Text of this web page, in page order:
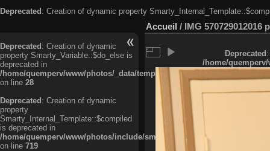
Deprecated: Creation of dynamic property
Deprecated: Creation of dynamic
property Smarty_Variable::$do_else is
deprecated in
/home/quemperv/www/photos/_data/templates_c/
on line 28
Deprecated: Creation of dynamic
property
Smarty_Internal_Template::$compiled
is deprecated in
/home/quemperv/www/photos/include/smarty/libs/sysplugins/
on line 719
Accueil / IMG 570729012016
Deprecated
/home/